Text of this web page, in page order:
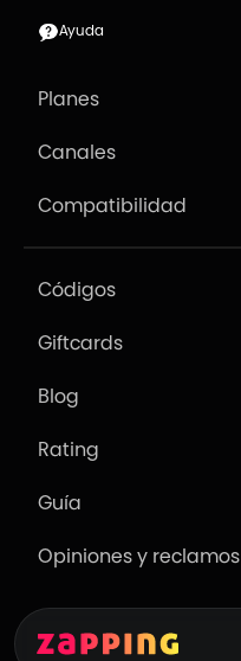
Ayuda
Planes
Canales
Compatibilidad
Códigos
Giftcards
Blog
Rating
Guía
Opiniones y reclamos